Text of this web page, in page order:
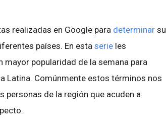
realizadas en Google para determinar su
países. En esta serie les
popularidad de la semana para
Latina. Comúnmente estos términos nos
personas de la región que acuden a